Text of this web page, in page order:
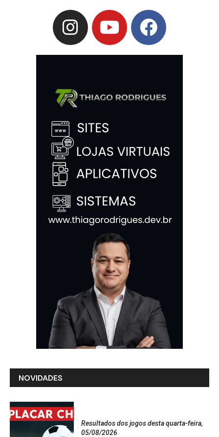
NOVIDADES
Resultados dos jogos desta quarta-feira,
05/08/2026